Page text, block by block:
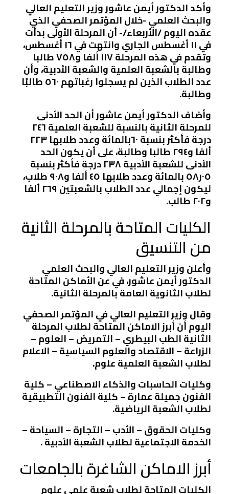
وأكد الدكتور أيمن عاشور وزير التعليم العالي
والبحث العلمي -خلال المؤتمر الصحفي الذي
عقده اليوم /الأربعاء/- أن المرحلة الأولى بدأت
في ١١ أغسطس الجاري وانتهت في ١٦ أغسطس،
وتقدم في هذه المرحلة ١١٧ ألفًا و٧٥٨ طالبا
وطالبة بالشعبة العلمية والشعبة الأدبية، وأن
عدد الطلاب الذين لم يسجلوا رغباتهم ٥٦٠ طالبًا
وطالبة.
وأضاف الدكتور أيمن عاشور أن الحد الأدنى
للمرحلة الثانية بالنسبة للشعبة العلمية ٢٤٦
درجة فأكثر بنسبة ٦٠بالمائة وعدد طلابها ٢٢٣
ألفا و٢٩٤ طالبا وطالبة، على أن يكون الحد
الأدنى للشعبة الأدبية ٢٣٨ درجة فأكثر بنسبة
٠٥ر٥٨ بالمائة وعدد طلابها ٤٥ ألفا و٩٠٨ طلاب،
ليكون إجمالي عدد الطلاب بالشعبتين ٢٦٩ ألفا
و٢٠٢ طالب.
الكليات المتاحة بالمرحلة الثانية
من التنسيق
وأعلن وزير التعليم العالي والبحث العلمي
الدكتور أيمن عاشور، في عن الأماكن المتاحة
لطلاب الثانوية العامة بالمرحلة الثانية.
وقال وزير التعليم العالي في المؤتمر الصحفي
اليوم أن أبرز الاماكن المتاحة لطلاب المرحلة
الثانية الطب البيطري – التمريض – العلوم –
الزراعة – الاقتصاد والعلوم السياسية – الاعلام
لطلاب الشعبة العلمية علوم.
وكليات الحاسبات والذكاء الاصطناعي – كلية
الفنون جميلة عمارة – كلية الفنون التطبيقية
لطلاب الشعبة الرياضية.
وكليات الحقوق – الأدب – التجارة – السياحة –
الخدمة الاجتماعية لطلاب الشعبة الأدبية .
أبرز الاماكن الشاغرة بالجامعات
الكليات المتاحة لطلاب شعبة علمي علوم